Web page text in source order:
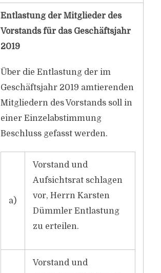
Entlastung der Mitglieder des
Vorstands für das Geschäftsjahr
2019
Über die Entlastung der im
Geschäftsjahr 2019 amtierenden
Mitgliedern des Vorstands soll in
einer Einzelabstimmung
Beschluss gefasst werden.
a)
Vorstand und
Aufsichtsrat schlagen
vor, Herrn Karsten
Dümmler Entlastung
zu erteilen.
Vorstand und